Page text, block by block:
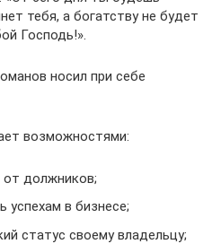
тебя, а богатству не будет
Господь!».
носил при себе
возможностями:
от должников;
успехам в бизнесе;
статус своему владельцу;